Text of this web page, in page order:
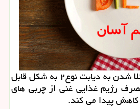
رژیم آسان: ریسك مبتلا شدن به دیابت نوع۲ به شكل قابل
رژیم غذایی غنی از چربی های